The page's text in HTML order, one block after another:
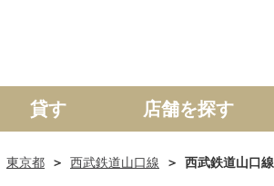
マンション 土地
貸す 店舗を探す
東京都 西武鉄道山口線 西武鉄道山口